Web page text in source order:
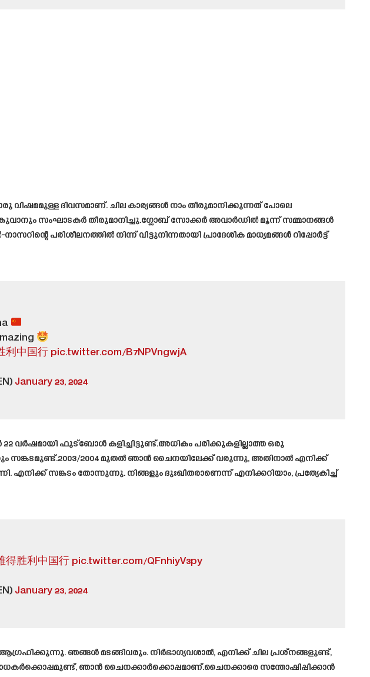
ദിവസമാണ്. ചില കാര്യങ്ങൾ നാം തീരുമാനിക്കുന്നത് പോലെ
സംഘാടകർ തീരുമാനിച്ചു.ഗ്ലോബ് സോക്കർ അവാർഡിൽ മൂന്ന് സമ്മാനങ്ങൾ
നിന്ന് വിട്ടുനിന്നതായി പ്രാദേശിക മാധ്യമങ്ങൾ റിപ്പോർട്ട്
利中国行 pic.twitter.com/B7NPVngwjA
January 23, 2024
വർഷമായി ഫുട്ബോൾ കളിച്ചിട്ടുണ്ട്.അധികം പരിക്കുകളില്ലാത്ത ഒരു
സങ്കടമുണ്ട്.2003/2004 മുതൽ ഞാൻ ചൈനയിലേക്ക് വരുന്നു, അതിനാൽ എനിക്ക്
സങ്കടം തോന്നുന്നു. നിങ്ങളും ദുഃഖിതരാണെന്ന് എനിക്കറിയാം, പ്രത്യേകിച്ച്
得胜利中国行 pic.twitter.com/QFnhiyV3py
January 23, 2024
ആഗ്രഹിക്കുന്നു. ഞങ്ങൾ മടങ്ങിവരും. നിർഭാഗ്യവശാൽ, എനിക്ക് ചില പ്രശ്‌നങ്ങളുണ്ട്,
ഞാൻ ചൈനക്കാർക്കൊപ്പമാണ്.ചൈനക്കാരെ സന്തോഷിപ്പിക്കാൻ